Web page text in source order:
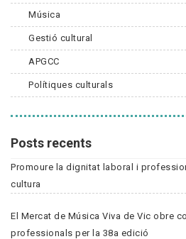
Música
Gestió cultural
APGCC
Polítiques culturals
Posts recents
Promoure la dignitat laboral i
cultura
El Mercat de Música Viva de Vic obre
professionals per la 38a edició